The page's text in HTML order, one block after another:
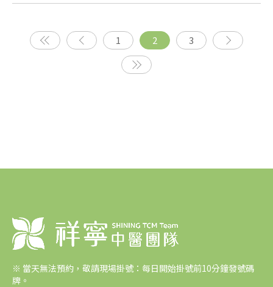
1 2 3
※ 當天無法預約，敬請現場掛號：每日開始掛號前10分鐘發號碼
牌。